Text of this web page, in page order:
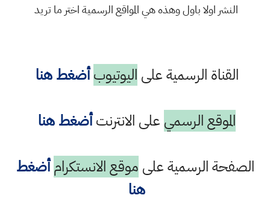
النشر اولا باول وهذه هي المواقع الرسمية اختر ما تريد
القناة الرسمية على اليوتيوب أضغط هنا
الموقع الرسمي على الانترنتأضغط هنا
الصفحة الرسمية على موقع الانستكرام أضغط
هنا